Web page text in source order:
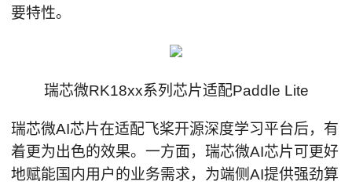
要特性。
瑞芯微RK18xx系列芯片适配Paddle Lite
瑞芯微AI芯片在适配飞桨开源深度学习平台后，有
着更为出色的效果。一方面，瑞芯微AI芯片可更好
地赋能国内用户的业务需求，为端侧AI提供强劲算